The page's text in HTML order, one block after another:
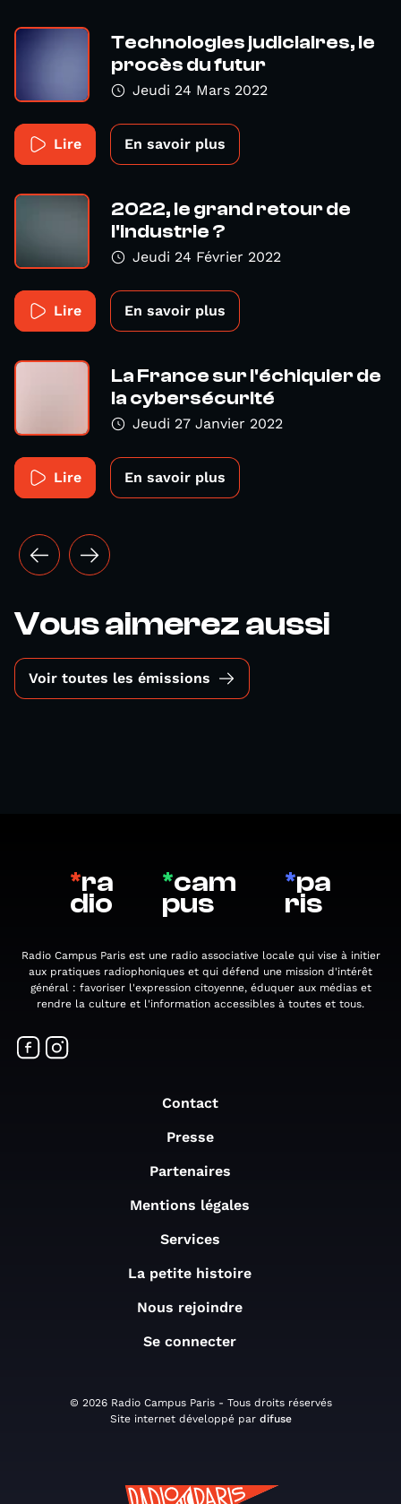
Technologies judiciaires, le
procès du futur
Jeudi 24 Mars 2022
Lire En savoir plus
2022, le grand retour de
l'industrie ?
Jeudi 24 Février 2022
Lire En savoir plus
La France sur l'échiquier de
la cybersécurité
Jeudi 27 Janvier 2022
Lire En savoir plus
Vous aimerez aussi
Voir toutes les émissions
*ra
dio
*cam
pus
*pa
ris
Radio Campus Paris est une radio associative locale qui vise à initier
aux pratiques radiophoniques et qui défend une mission d'intérêt
général : favoriser l'expression citoyenne, éduquer aux médias et
rendre la culture et l'information accessibles à toutes et tous.
Contact
Presse
Partenaires
Mentions légales
Services
La petite histoire
Nous rejoindre
Se connecter
© 2026 Radio Campus Paris - Tous droits réservés
Site internet développé par difuse